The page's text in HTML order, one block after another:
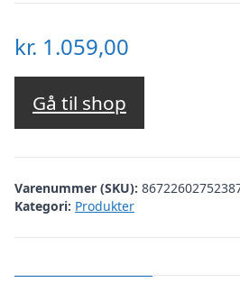
kr. 1.059,00
Gå til shop
Varenummer (SKU):
Kategori: Produkter